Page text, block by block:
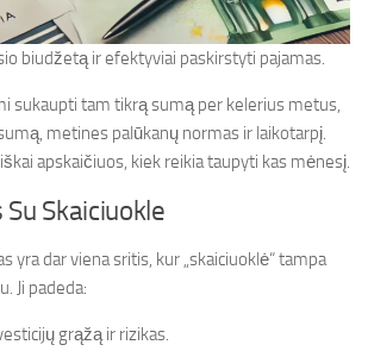
biudžetą ir efektyviai paskirstyti pajamas.
sukaupti tam tikrą sumą per kelerius metus,
metines palūkanų normas ir laikotarpį.
apskaičiuos, kiek reikia taupyti kas mėnesį.
Skaiciuokle
yra dar viena sritis, kur „skaiciuoklė“ tampa
Ji padeda:
grąžą ir rizikas.